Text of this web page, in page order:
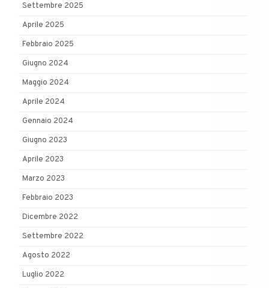
Settembre 2025
Aprile 2025
Febbraio 2025
Giugno 2024
Maggio 2024
Aprile 2024
Gennaio 2024
Giugno 2023
Aprile 2023
Marzo 2023
Febbraio 2023
Dicembre 2022
Settembre 2022
Agosto 2022
Luglio 2022